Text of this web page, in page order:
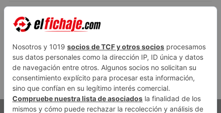
FC BARCELONA
El Racing negocia la cesión de Marc
Casadó en su vuelta a Primera División
ADVERTISEMENT